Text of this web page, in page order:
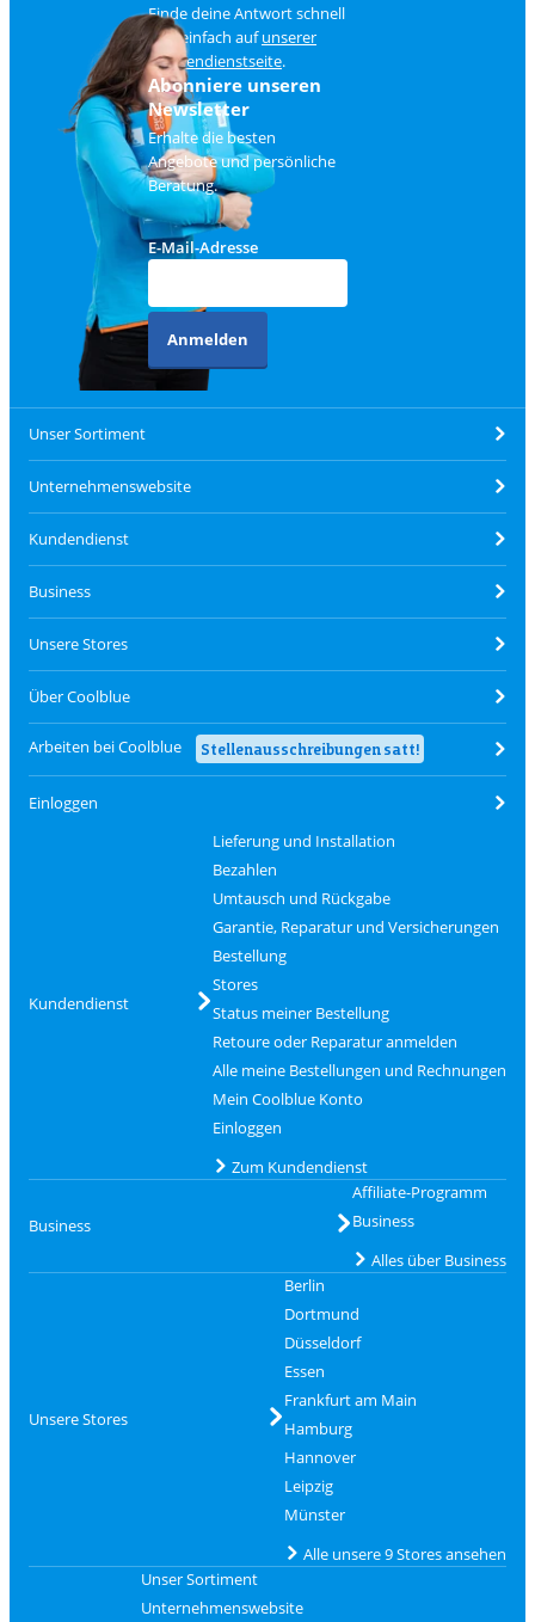
Finde deine Antwort schnell
und einfach aufunserer
Kundendienstseite.
Abonniere unseren
Newsletter
Erhalte die besten
Angebote und persönliche
Beratung.
E-Mail-Adresse
Anmelden
Unser Sortiment
Unternehmenswebsite
Kundendienst
Business
Unsere Stores
Über Coolblue
Arbeiten bei Coolblue Stellenausschreibungen satt!
Einloggen
Kundendienst
Lieferung und Installation
Bezahlen
Umtausch und Rückgabe
Garantie, Reparatur und Versicherungen
Bestellung
Stores
Status meiner Bestellung
Retoure oder Reparatur anmelden
Alle meine Bestellungen und Rechnungen
Mein Coolblue Konto
Einloggen
Zum Kundendienst
Business
Affiliate-Programm
Business
Alles über Business
Unsere Stores
Berlin
Dortmund
Düsseldorf
Essen
Frankfurt am Main
Hamburg
Hannover
Leipzig
Münster
Alle unsere 9 Stores ansehen
Unser Sortiment
Unternehmenswebsite